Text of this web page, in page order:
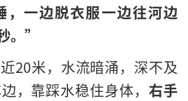
，一边脱衣服一边往河边
。”
20米，水流暗涌，深不及
，靠踩水稳住身体，右手